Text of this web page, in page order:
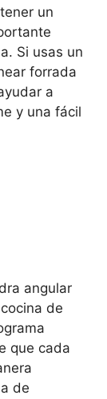
un
Si usas un
forrada
a
y una fácil
angular
de
que cada
de